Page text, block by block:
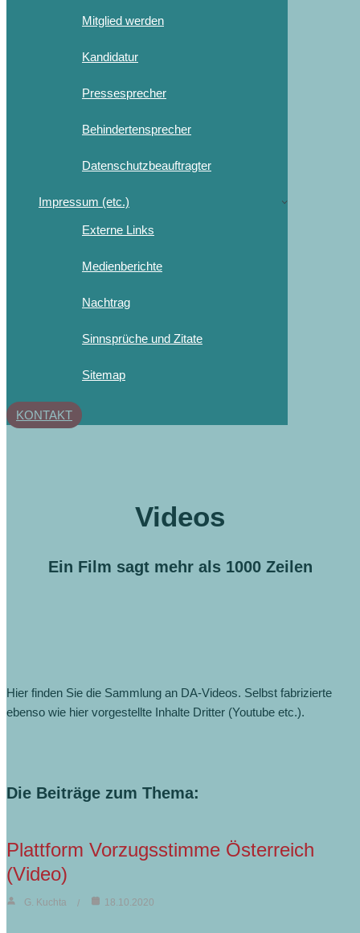
Mitglied werden
Kandidatur
Pressesprecher
Behindertensprecher
Datenschutzbeauftragter
Impressum (etc.)
Externe Links
Medienberichte
Nachtrag
Sinnsprüche und Zitate
Sitemap
KONTAKT
Videos
Ein Film sagt mehr als 1000 Zeilen
Hier finden Sie die Sammlung an DA-Videos. Selbst fabrizierte
ebenso wie hier vorgestellte Inhalte Dritter (Youtube etc.).
Die Beiträge zum Thema:
Plattform Vorzugsstimme Österreich
(Video)
G. Kuchta 18.10.2020